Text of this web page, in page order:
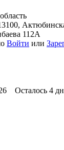
112А
Войти или
Осталось 4